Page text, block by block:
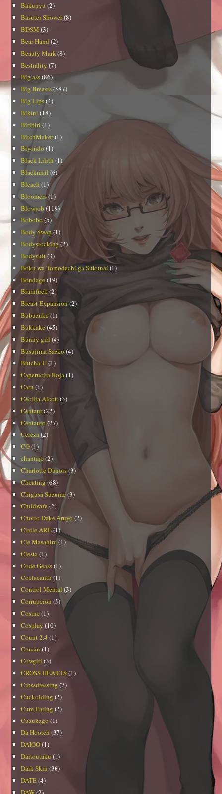
Bakunyu (2)
Basutei Shower(8)
BDSM (3)
Bear Hand (2)
Beauty Mark (8)
Bestiality (7)
Big ass(86)
Big Breasts(587)
Big Lips(4)
Bikini (18)
Biribiri (1)
BitchMaker(1)
Biyondo (1)
Black Lilith (1)
Blackmail (6)
Bleach (1)
Bloomers(1)
Blowjob(119)
Bobobo (5)
Body Swap (1)
Bodystocking (2)
Bodysuit(3)
Boku wa Tomodachi ga Sukunai (1)
Bondage (19)
Brainfuck (2)
Breast Expansion (2)
Bubuzuke (1)
Bukkake (45)
Bunny girl (4)
Busujima Saeko (4)
Butcha-U(1)
Caperucita Roja (1)
Carn (1)
Cecilia Alcott (3)
Centaur(22)
Centauro (27)
Cereza (2)
CG(1)
chantaje (2)
Charlotte Dunois(3)
Cheating (68)
Chigusa Suzume(3)
Childwife (2)
Chotto Dake Aruyo (2)
Circle ARE(1)
Cle Masahiro(1)
Clesta (1)
Code Geass(1)
Coelacanth (1)
Control Mental (3)
Corrupción (5)
Cosine (1)
Cosplay (10)
Count 2.4 (1)
Cousin (1)
Cowgirl (3)
CROSS HEARTS(1)
Crossdressing (7)
Cuckolding (2)
Cum Eating (2)
Cuzukago (1)
Da Hootch (37)
DAIGO(1)
Daitoutaku (1)
Dark Skin (36)
DATE(4)
DAW(2)